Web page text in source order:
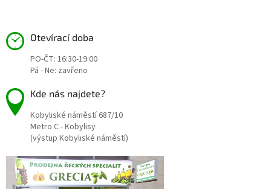
Otevírací doba
PO-ČT: 16:30-19:00
Pá - Ne: zavřeno
Kde nás najdete?
Kobyliské náměstí 687/10
Metro C - Kobylisy
(výstup Kobyliské náměstí)